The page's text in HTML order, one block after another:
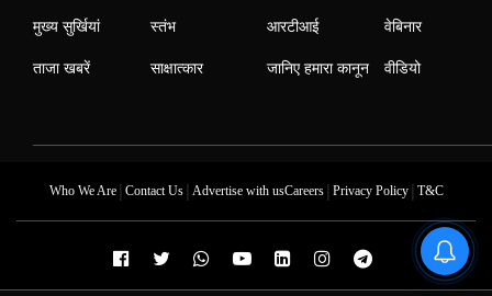
मुख्य सुर्खियां
ताजा खबरें
स्तंभ
साक्षात्कार
आरटीआई
जानिए हमारा कानून
वेबिनार
वीडियो
Who We Are| Contact Us| Advertise with usCareers| Privacy Policy| T&C